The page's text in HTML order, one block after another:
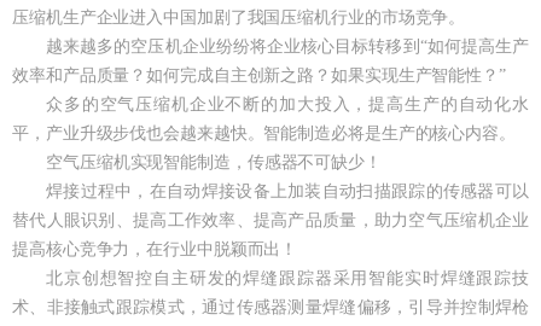
压缩机生产企业进入中国加剧了我国压缩机行业的市场竞争。
越来越多的空压机企业纷纷将企业核心目标转移到“如何提高生产
效率和产品质量？如何完成自主创新之路？如果实现生产智能性？”
众多的空气压缩机企业不断的加大投入，提高生产的自动化水
平，产业升级步伐也会越来越快。智能制造必将是生产的核心内容。
空气压缩机实现智能制造，传感器不可缺少！
焊接过程中，在自动焊接设备上加装自动扫描跟踪的传感器可以
替代人眼识别、提高工作效率、提高产品质量，助力空气压缩机企业
提高核心竞争力，在行业中脱颖而出！
北京创想智控自主研发的焊缝跟踪器采用智能实时焊缝跟踪技
术、非接触式跟踪模式，通过传感器测量焊缝偏移，引导并控制焊枪